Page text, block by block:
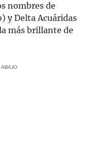
nombres de
y Delta Acuáridas
más brillante de
ABAJO